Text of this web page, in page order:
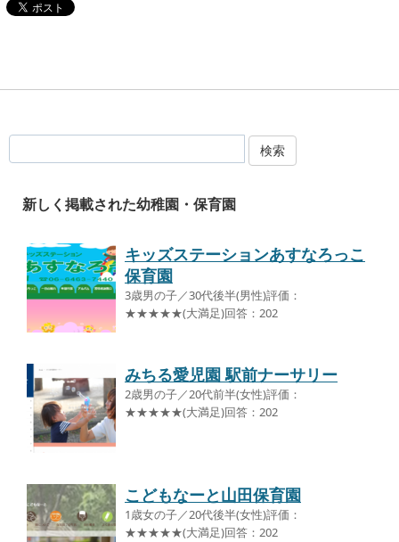
検索
新しく掲載された幼稚園・保育園
キッズステーションあすなろっこ
保育園
3歳男の子／30代後半(男性)評価：
★★★★★(大満足)回答：202
みちる愛児園 駅前ナーサリー
2歳男の子／20代前半(女性)評価：
★★★★★(大満足)回答：202
こどもなーと山田保育園
1歳女の子／20代後半(女性)評価：
★★★★★(大満足)回答：202